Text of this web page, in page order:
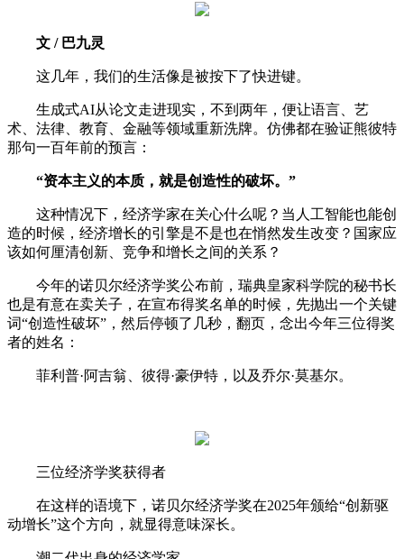
文 / 巴九灵
这几年，我们的生活像是被按下了快进键。
生成式AI从论文走进现实，不到两年，便让语言、艺
术、法律、教育、金融等领域重新洗牌。仿佛都在验证熊彼特
那句一百年前的预言：
“资本主义的本质，就是创造性的破坏。”
这种情况下，经济学家在关心什么呢？当人工智能也能创
造的时候，经济增长的引擎是不是也在悄然发生改变？国家应
该如何厘清创新、竞争和增长之间的关系？
今年的诺贝尔经济学奖公布前，瑞典皇家科学院的秘书长
也是有意在卖关子，在宣布得奖名单的时候，先抛出一个关键
词“创造性破坏”，然后停顿了几秒，翻页，念出今年三位得奖
者的姓名：
菲利普·阿吉翁、彼得·豪伊特，以及乔尔·莫基尔。
三位经济学奖获得者
在这样的语境下，诺贝尔经济学奖在2025年颁给“创新驱
动增长”这个方向，就显得意味深长。